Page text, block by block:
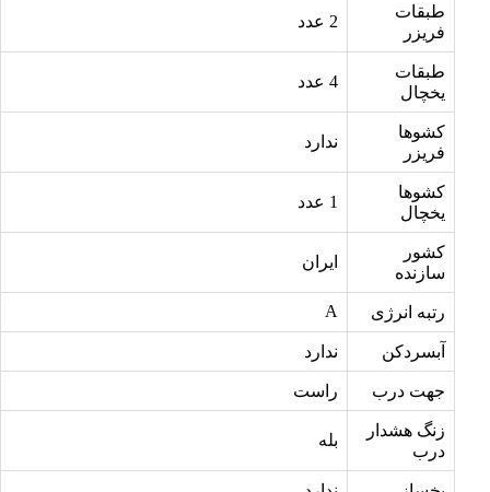
طبقات
فریزر
طبقات
یخچال
کشوها
فریزر
ندارد
کشوها
یخچال
کشور
سازنده
ایران
رتبه انرژی A
آبسردکن ندارد
جهت درب راست
زنگ هشدار
درب
بله